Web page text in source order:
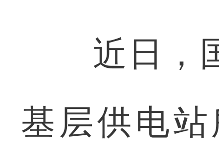
近日，国
基层供电